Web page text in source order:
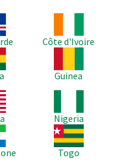
Côte d'Ivoire
Guinea
Nigeria
Image
Togo